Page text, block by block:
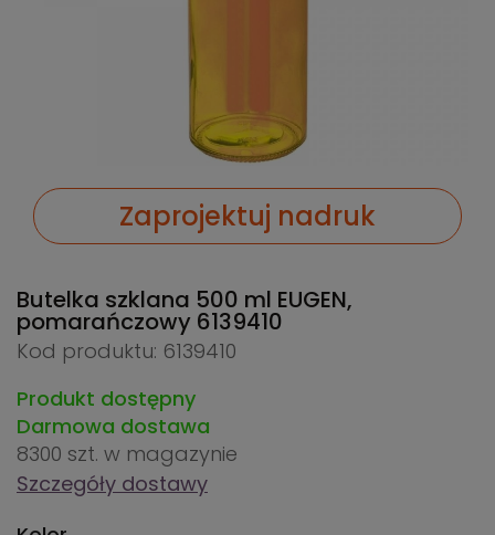
Zaprojektuj nadruk
Butelka szklana 500 ml EUGEN,
pomarańczowy 6139410
Kod produktu: 6139410
Produkt dostępny
Darmowa dostawa
8300 szt. w magazynie
Szczegóły dostawy